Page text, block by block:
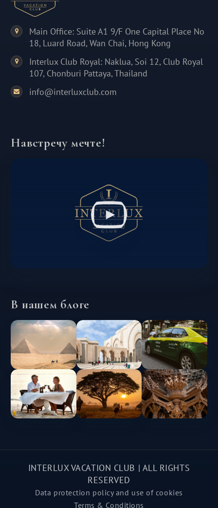
Main Office: Suite A1 9/F One Capital Place No
18, Luard Road, Wan Chai, Hong Kong
Interlux Club Royal: Naklua, Soi 12, Club Royal
107, Chonburi Pattaya, Thailand
info@interluxclub.com
Навстречу мечте!
В нашем блоге
INTERLUX VACATION CLUB | ALL RIGHTS
RESERVED
Data protection policy and use of cookies
Terms & Conditions